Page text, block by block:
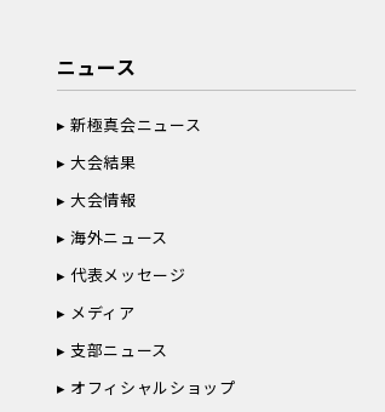
ニュース
新極真会ニュース
大会結果
大会情報
海外ニュース
代表メッセージ
メディア
支部ニュース
オフィシャルショップ